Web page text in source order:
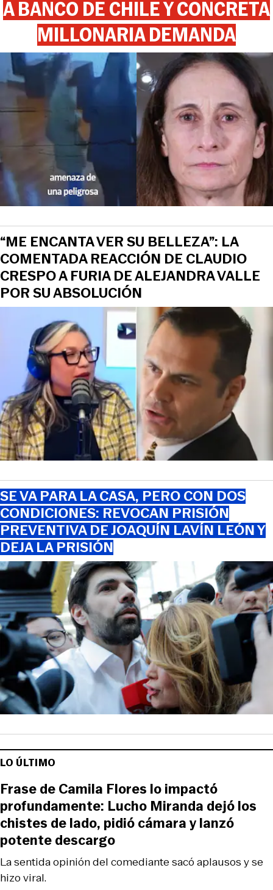
A BANCO DE CHILE Y CONCRETA
MILLONARIA DEMANDA
“ME ENCANTA VER SU BELLEZA”: LA
COMENTADA REACCIÓN DE CLAUDIO
CRESPO A FURIA DE ALEJANDRA VALLE
POR SU ABSOLUCIÓN
SE VA PARA LA CASA, PERO CON DOS
CONDICIONES: REVOCAN PRISIÓN
PREVENTIVA DE JOAQUÍN LAVÍN LEÓN Y
DEJA LA PRISIÓN
LO ÚLTIMO
La sentida opinión del comediante sacó aplausos y se
hizo viral.
Frase de Camila Flores lo impactó
profundamente: Lucho Miranda dejó los
chistes de lado, pidió cámara y lanzó
potente descargo